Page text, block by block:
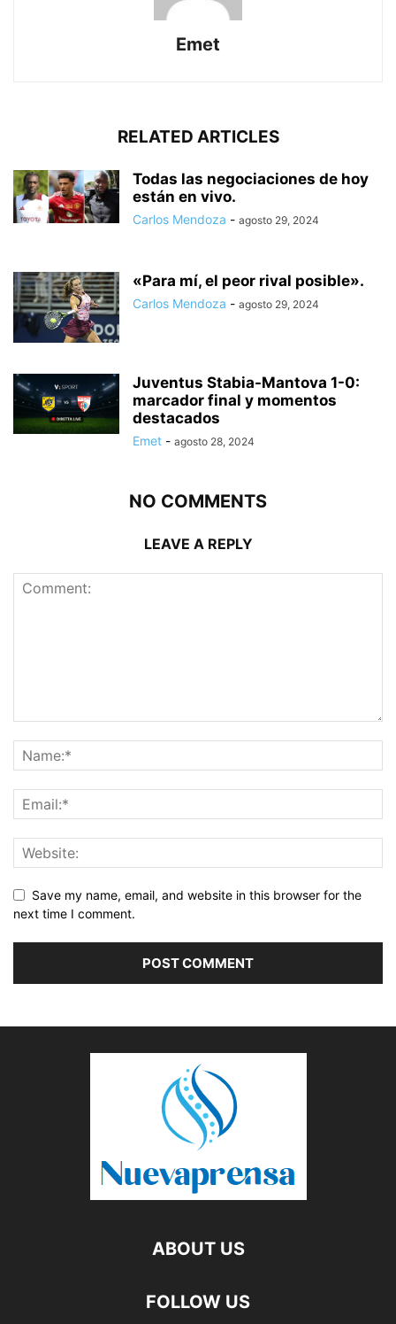
Emet
RELATED ARTICLES
Todas las negociaciones de hoy
están en vivo.
Carlos Mendoza - agosto 29, 2024
«Para mí, el peor rival posible».
Carlos Mendoza - agosto 29, 2024
Juventus Stabia-Mantova 1-0:
marcador final y momentos
destacados
Emet - agosto 28, 2024
NO COMMENTS
LEAVE A REPLY
Save my name, email, and website in this browser for the
next time I comment.
ABOUT US
FOLLOW US